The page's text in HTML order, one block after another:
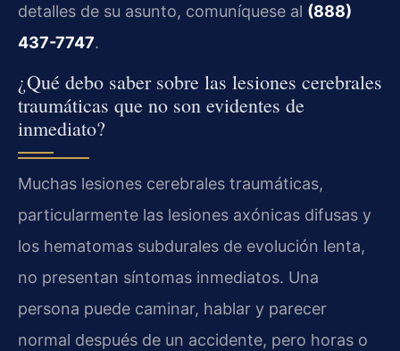
detalles de su asunto, comuníquese al (888)
437-7747.
¿Qué debo saber sobre las lesiones cerebrales
traumáticas que no son evidentes de
inmediato?
Muchas lesiones cerebrales traumáticas,
particularmente las lesiones axónicas difusas y
los hematomas subdurales de evolución lenta,
no presentan síntomas inmediatos. Una
persona puede caminar, hablar y parecer
normal después de un accidente, pero horas o